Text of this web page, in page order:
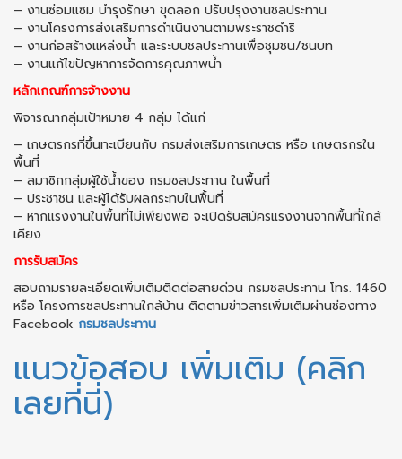
– งานซ่อมแซม บำรุงรักษา ขุดลอก ปรับปรุงงานชลประทาน
– งานโครงการส่งเสริมการดำเนินงานตามพระราชดำริ
– งานก่อสร้างแหล่งน้ำ และระบบชลประทานเพื่อชุมชน/ชนบท
– งานแก้ไขปัญหาการจัดการคุณภาพน้ำ
หลักเกณฑ์การจ้างงาน
พิจารณากลุ่มเป้าหมาย 4 กลุ่ม ได้แก่
– เกษตรกรที่ขึ้นทะเบียนกับ กรมส่งเสริมการเกษตร หรือ เกษตรกรใน
พื้นที่
– สมาชิกกลุ่มผู้ใช้น้ำของ กรมชลประทาน ในพื้นที่
– ประชาชน และผู้ได้รับผลกระทบในพื้นที่
– หากแรงงานในพื้นที่ไม่เพียงพอ จะเปิดรับสมัครแรงงานจากพื้นที่ใกล้
เคียง
การรับสมัคร
สอบถามรายละเอียดเพิ่มเติมติดต่อสายด่วน กรมชลประทาน โทร. 1460
หรือ โครงการชลประทานใกล้บ้าน ติดตามข่าวสารเพิ่มเติมผ่านช่องทาง
Facebook กรมชลประทาน
แนวข้อสอบ เพิ่มเติม (คลิก
เลยที่นี่)